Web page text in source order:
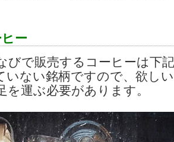
ー
びで販売するコーヒーは下
いない銘柄ですので、欲し
を運ぶ必要があります。